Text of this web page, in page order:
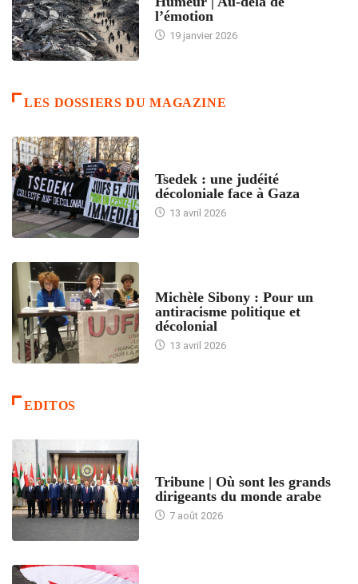
l’émotion
19 janvier 2026
LES DOSSIERS DU MAGAZINE
Tsedek : une judéité
décoloniale face à Gaza
13 avril 2026
Michèle Sibony : Pour un
antiracisme politique et
décolonial
13 avril 2026
EDITOS
Tribune | Où sont les grands
dirigeants du monde arabe
7 août 2026